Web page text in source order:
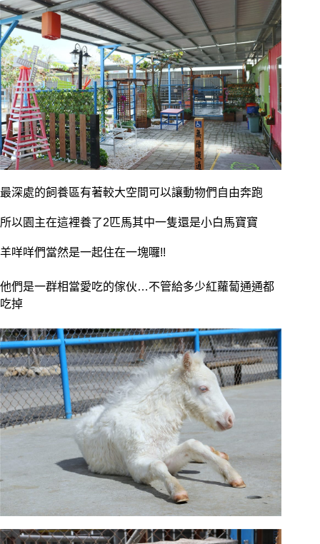
最深處的飼養區有著較大空間可以讓動物們自由奔跑
所以園主在這裡養了2匹馬其中一隻還是小白馬寶寶
羊咩咩們當然是一起住在一塊囉!!
他們是一群相當愛吃的傢伙…不管給多少紅蘿蔔通通都
吃掉